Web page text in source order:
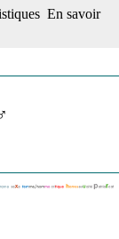
En savoir